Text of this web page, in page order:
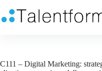
C111 – Digital Marketing: